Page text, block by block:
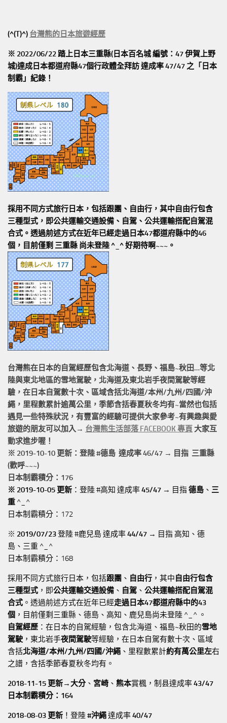
(^(T)^) 台灣熊的日本旅遊經歷
※ 2022/06/22 踏上日本三重縣(日本百名城 編號：47 伊賀上野
城)達成日本都道府縣47個行政體全拜訪達成率 47/47 之「日本
制霸」紀錄！
採用不同方式旅行日本，包括跟團、自由行，其中自由行包含
三種型式，即公共運輸交通設備、自駕、公共運輸搭配自駕混
合式。透過前述方式在近年已經走過日本47都道府縣中的46
個，目前僅剩 三重縣 尚未登陸 ^_^ 好期待啊~~~。
台灣熊在日本的自駕經歷包含北海道、長野、福島~秋田…等北
陸與東北地區的雪地駕駛 ，北海道及東北岩手夜間駕駛等經
驗，在日本自駕數十次、區域含括北海道/本州/九州/四國/沖
繩， 里程數累計逾萬公里 ，季節含括春夏秋冬均有~當然也包括
遇見一些特殊狀況，有豐富的經驗可提供大家參考~有興趣與愛
旅遊的朋友可以加入→ 台灣熊生活部落 FACEBOOK 專頁 大家互
動求進步喔！
※ 2019-10-10 更新：登陸 #德島 達成率 46/47 → 目指 三重縣
(歡呼~~~)
日本制霸積分：176
※ 2019-10-05 更新 ：登陸 #高知 達成率45/47 → 目指德島 、 三
重 ^_^
日本制霸積分：172
※ 2019/07/23登陸 #鹿兒島 達成率44/47 → 目指 高知、德
島、三重 ^_^
日本制霸積分：168
採用不同方式旅行日本，包括跟團 、 自由行 ，其中自由行包含
三種型式 ，即公共運輸交通設備 、 自駕 、 公共運輸搭配自駕混
合式 。透過前述方式在近年已經走過日本47都道府縣中的43
個 ，目前僅剩三重縣、德島、高知、鹿兒島尚未登陸 ^_^ 。
自駕經歷 ：在日本的自駕經驗，包含北海道、福島~秋田的雪地
駕駛 ，東北岩手夜間駕駛等經驗，在日本自駕有數十次、區域
含括北海道/本州/九州/四國/沖繩 、里程數累計約有萬公里左右
之譜，含括季節春夏秋冬均有。
2018-11-15 更新→ 大分、 宮崎 、 熊本賞楓，制县達成率43/47
日本制霸積分：164
2018-08-03 更新 ！登陸#沖繩達成率40/47